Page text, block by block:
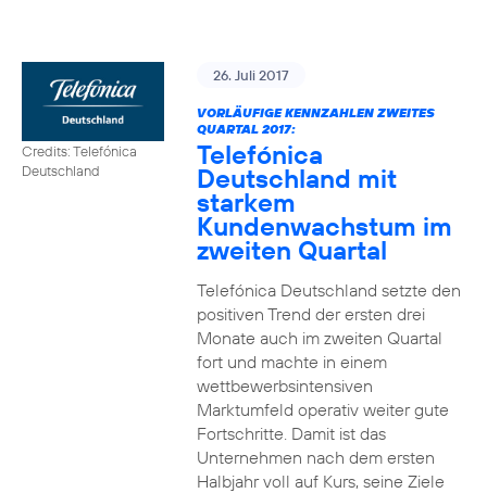
Credits: Telefónica
Deutschland
26. Juli 2017
VORLÄUFIGE KENNZAHLEN ZWEITES
QUARTAL 2017:
Telefónica
Deutschland mit
starkem
Kundenwachstum im
zweiten Quartal
Telefónica Deutschland setzte den
positiven Trend der ersten drei
Monate auch im zweiten Quartal
fort und machte in einem
wettbewerbsintensiven
Marktumfeld operativ weiter gute
Fortschritte. Damit ist das
Unternehmen nach dem ersten
Halbjahr voll auf Kurs, seine Ziele